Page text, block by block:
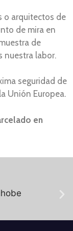
o arquitectos de
de mira en
de
nuestra labor.
seguridad de
Unión Europea.
en